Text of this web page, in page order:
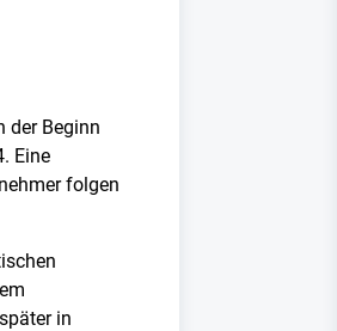
der Beginn
Eine
folgen
in